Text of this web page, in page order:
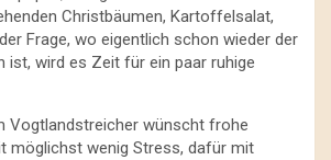
Christbäumen, Kartoffelsalat,
Frage, wo eigentlich schon wieder der
ist, wird es Zeit für ein paar ruhige
Vogtlandstreicher wünscht frohe
möglichst wenig Stress, dafür mit